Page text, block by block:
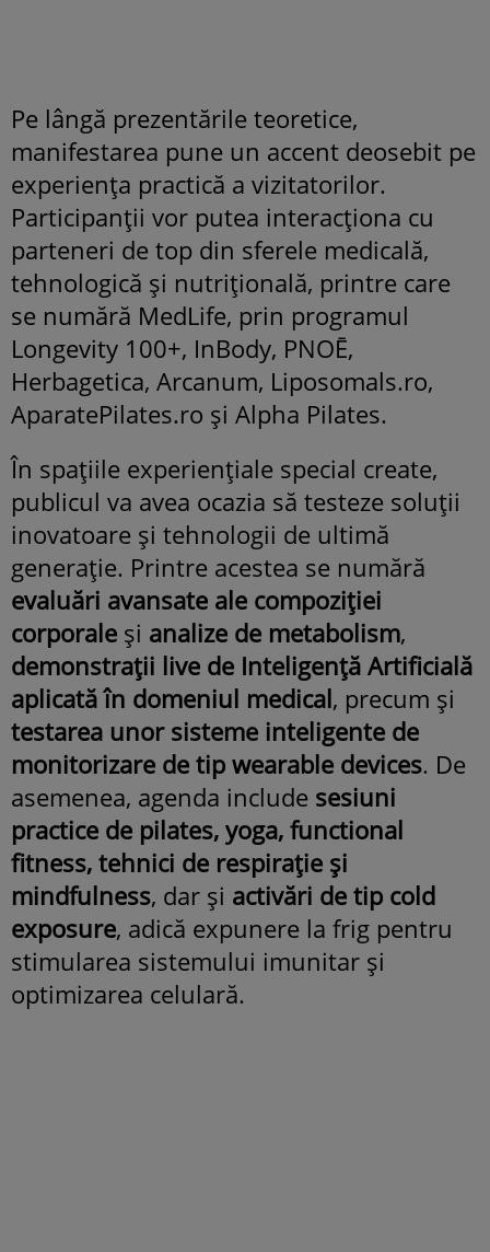
Pe lângă prezentările teoretice,
manifestarea pune un accent deosebit pe
experiența practică a vizitatorilor.
Participanții vor putea interacționa cu
parteneri de top din sferele medicală,
tehnologică și nutrițională, printre care
se numără MedLife, prin programul
Longevity 100+, InBody, PNOĒ,
Herbagetica, Arcanum, Liposomals.ro,
AparatePilates.ro și Alpha Pilates.
În spațiile experiențiale special create,
publicul va avea ocazia să testeze soluții
inovatoare și tehnologii de ultimă
generație. Printre acestea se numără
evaluări avansate ale compoziției
corporale și analize de metabolism,
demonstrații live de Inteligență Artificială
aplicată în domeniul medical, precum și
testarea unor sisteme inteligente de
monitorizare de tip wearable devices. De
asemenea, agenda include sesiuni
practice de pilates, yoga, functional
fitness, tehnici de respirație și
mindfulness, dar și activări de tip cold
exposure, adică expunere la frig pentru
stimularea sistemului imunitar și
optimizarea celulară.